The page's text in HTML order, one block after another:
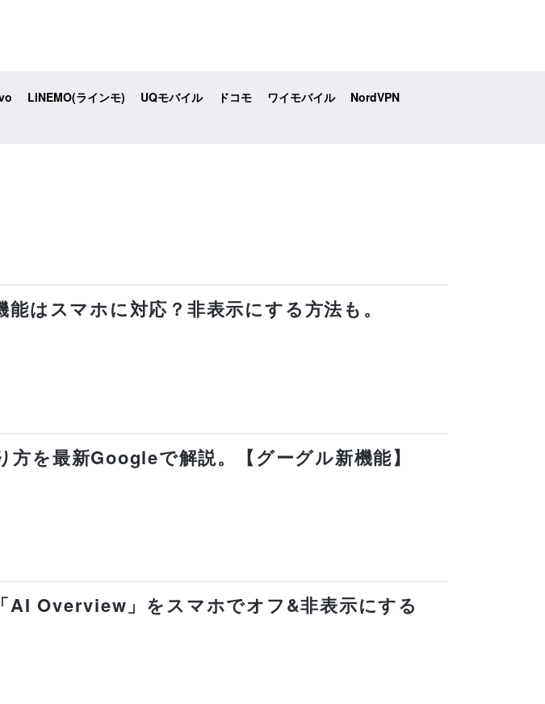
LINEMO(ラインモ) UQモバイル ドコモ ワイモバイル
NordVPN
はスマホに対応？非表示にする方法も。
を最新Googleで解説。【グーグル新機能】
AI Overview」をスマホでオフ&非表示にする